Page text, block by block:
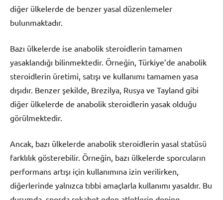
diğer ülkelerde de benzer yasal düzenlemeler
bulunmaktadır.
Bazı ülkelerde ise anabolik steroidlerin tamamen
yasaklandığı bilinmektedir. Örneğin, Türkiye’de anabolik
steroidlerin üretimi, satışı ve kullanımı tamamen yasa
dışıdır. Benzer şekilde, Brezilya, Rusya ve Tayland gibi
diğer ülkelerde de anabolik steroidlerin yasak olduğu
görülmektedir.
Ancak, bazı ülkelerde anabolik steroidlerin yasal statüsü
farklılık gösterebilir. Örneğin, bazı ülkelerde sporcuların
performans artışı için kullanımına izin verilirken,
diğerlerinde yalnızca tıbbi amaçlarla kullanımı yasaldır. Bu